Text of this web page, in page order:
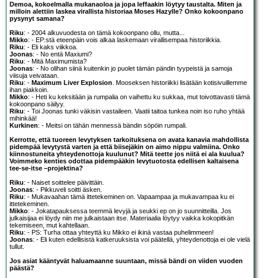
Demoa, kokoelmalla mukanaoloa ja jopa leffaakin löytyy taustalta. Miten ja
milloin alettiin laskea virallista historiaa Moses Hazylle? Onko kokoonpano
pysynyt samana?
Riku: - 2004 alkuvuodesta on tämä kokoonpano ollu, mutta...
Mikko: - EP:stä eteenpäin vois alkaa laskemaan virallisempaa historiikkia.
Riku: - Eli kaks viikkoa.
Joonas: - No entä Maxiumi?
Riku: - Mitä Maximumista?
Joonas: - No olihan siinä kuitenkin jo puolet tämän pändin tyypeistä ja samoja
viisuja veivataan.
Riku: - Maximum Liver Explosion. Mooseksen historiikki lisätään kotisivuillemme
ihan piakkoin.
Mikko: - Heti ku keksitään ja rumpalia on vaihettu ku sukkaa, mut toivottavasti tämä
kokoonpano säilyy.
Riku: - Toi Joonas tunki väkisin vastaileen. Vaatii taitoa tunkea noin iso ruho yhtää
mihinkää!
Kurkinen: - Meitsi on tähän mennessä bändin söpöin rumpali.
Kerrotte, että tuoreen levytyksen tarkoituksena on avata kanavia mahdollista
pidempää levytystä varten ja että biisejäkin on aimo nippu valmiina. Onko
kiinnostuneita yhteydenottoja kuulunut? Mitä teette jos niitä ei ala kuulua?
Voimmeko kenties odottaa pidempääkin levytuotosta edellisen kaltaisena
tee-se-itse –projektina?
Riku: - Naiset soittelee päivittäin.
Joonas: - Pikkuveli soitti äsken.
Riku: - Mukavaahan tämä ittetekeminen on. Vapaampaa ja mukavampaa ku ei
ittetekeminen.
Mikko: - Jokatapauksessa teemmä levyjä ja seukki ep on jo suunnitteilla. Jos
julkaisijaa ei löydy niin me julkaistaan itse. Materiaalia löytyy vaikka kokopitkän
tekemiseen, mut kahtellaan.
Riku: - PS: Turha ottaa yhteyttä ku Mikko ei ikinä vastaa puhelimmeen!
Joonas: - Eli kuten edellisistä katkeruuksista voi päätellä, yhteydenottoja ei ole vielä
tullut.
Jos asiat kääntyvät haluamaanne suuntaan, missä bändi on viiden vuoden
päästä?